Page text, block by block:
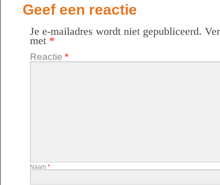
Geef een reactie
Je e-mailadres wordt niet gepubliceerd.
met *
Reactie *
Naam *